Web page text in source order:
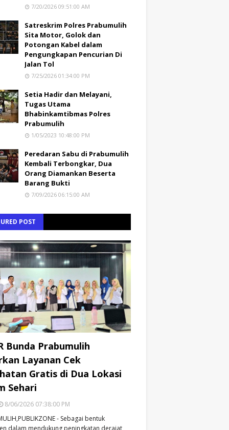
7/20/2026 09:51:00 AM
Satreskrim Polres Prabumulih
Sita Motor, Golok dan
Potongan Kabel dalam
Pengungkapan Pencurian Di
Jalan Tol
7/25/2026 01:34:00 PM
Setia Hadir dan Melayani,
Tugas Utama
Bhabinkamtibmas Polres
Prabumulih
1/05/2023 10:48:00 PM
Peredaran Sabu di Prabumulih
Kembali Terbongkar, Dua
Orang Diamankan Beserta
Barang Bukti
7/09/2026 06:15:00 AM
POST
Bunda Prabumulih
Layanan Cek
Gratis di Dua Lokasi
Sehari
8/06/2026 07:38:00 PM
- Sebagai bentuk
dalam mendukung peningkatan derajat